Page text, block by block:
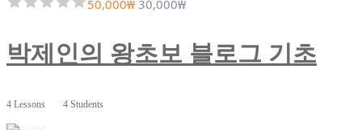
50,000₩ 30,000₩
박제인의 왕초보 블로그 기초
4 Lessons 4 Students